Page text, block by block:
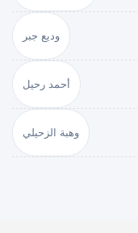
وديع جبر
أحمد رحيل
وهبة الزحيلي